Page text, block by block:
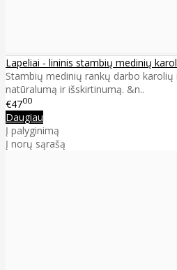
Lapeliai - lininis stambių medinių
Stambių medinių rankų darbo karolių
natūralumą ir išskirtinumą. &n..
€4700
Daugiau
Į palyginimą
Į norų sąrašą